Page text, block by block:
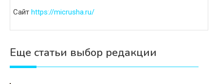
Сайт https://micrusha.ru/
Еще статьи выбор редакции